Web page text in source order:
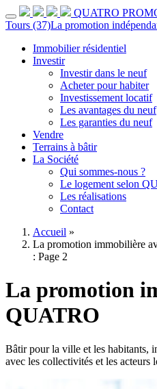
QUATRO
Tours (37)La promotion
Immobilier résidentiel
Investir
Investir dans le neuf
Acheter pour habiter
Investissement locatif
Les avantages du neuf
Les garanties du neuf
Vendre
Terrains à bâtir
La Société
Qui sommes-nous ?
Le logement selon
Les réalisations
Contact
Accueil »
La promotion immobilière
: Page 2
La promotion
QUATRO
Bâtir pour la ville et les habitants,
avec les collectivités et les acteurs